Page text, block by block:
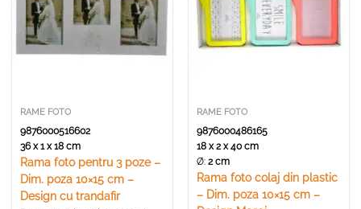
RAME FOTO
9876000516602
36 x 1 x 18 cm
Rama foto pentru 3 poze –
Dim. poza 10×15 cm –
Design cu trandafir
RAME FOTO
9876000486165
18 x 2 x 40 cm
Ø:2 cm
Rama foto colaj din plastic
– Dim. poza 10×15 cm –